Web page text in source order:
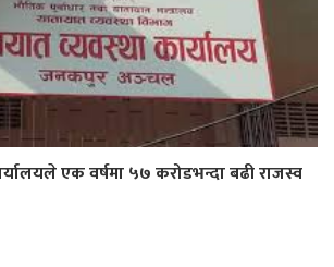
एक वर्षमा ५७ करोडभन्दा बढी राजस्व